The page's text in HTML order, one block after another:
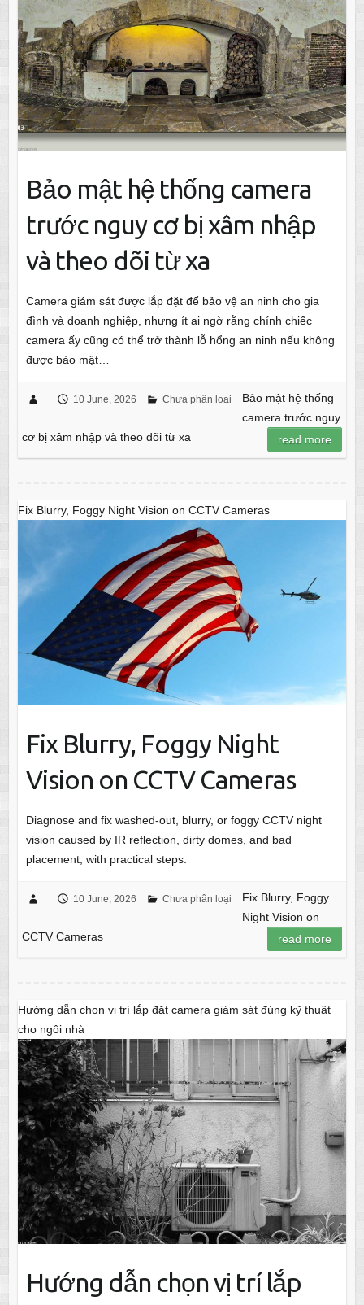
Bảo mật hệ thống camera
trước nguy cơ bị xâm nhập
và theo dõi từ xa
Camera giám sát được lắp đặt để bảo vệ an ninh cho gia
đình và doanh nghiệp, nhưng ít ai ngờ rằng chính chiếc
camera ấy cũng có thể trở thành lỗ hổng an ninh nếu không
được bảo mật…
10 June, 2026 Chưa phân loại
Bảo mật hệ thống
camera trước nguy
cơ bị xâm nhập và theo dõi từ xa
read more
Fix Blurry, Foggy Night Vision on CCTV Cameras
Fix Blurry, Foggy Night
Vision on CCTV Cameras
Diagnose and fix washed-out, blurry, or foggy CCTV night
vision caused by IR reflection, dirty domes, and bad
placement, with practical steps.
10 June, 2026 Chưa phân loại
Fix Blurry, Foggy
Night Vision on
CCTV Cameras
read more
Hướng dẫn chọn vị trí lắp đặt camera giám sát đúng kỹ thuật
cho ngôi nhà
Hướng dẫn chọn vị trí lắp